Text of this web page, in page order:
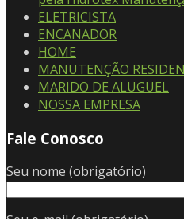
ELETRICISTA
ENCANADOR
HOME
MANUTENÇÃO
MARIDO DE ALUGUEL
NOSSA EMPRESA
Fale Conosco
Seu nome (obrigatório)